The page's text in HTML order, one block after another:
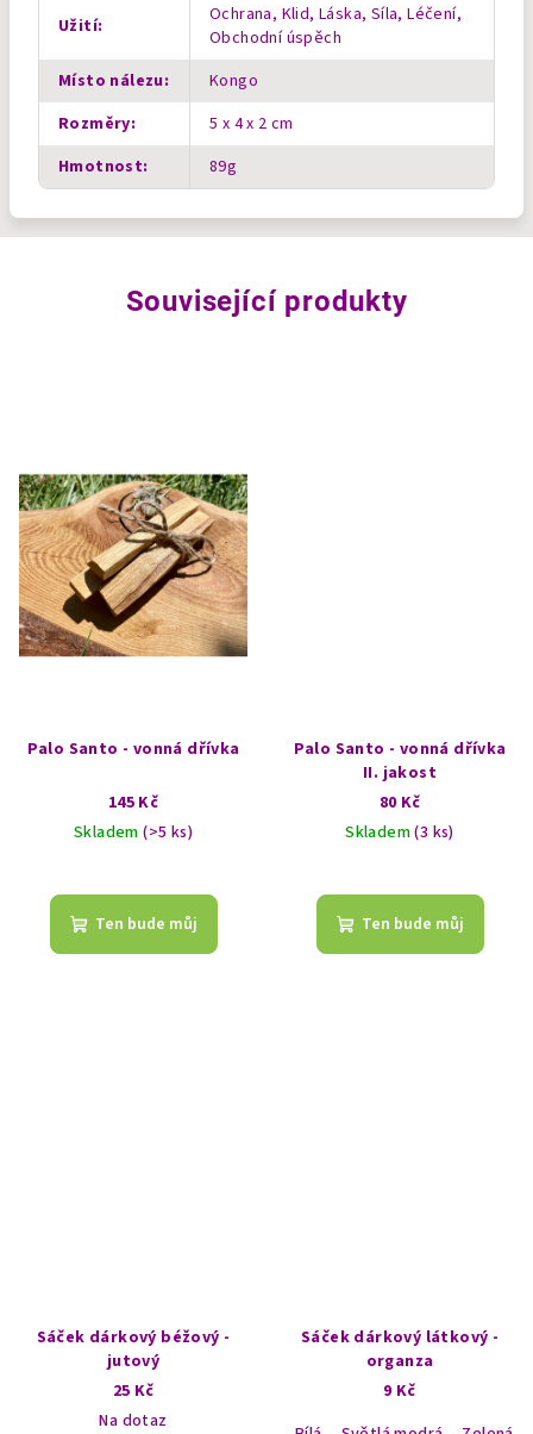
Užití:
Ochrana, Klid, Láska, Síla, Léčení,
Obchodní úspěch
Místo nálezu:
Kongo
Rozměry:
5 x 4 x 2 cm
Hmotnost: 89g
Související produkty
Palo Santo - vonná dřívka
145 Kč
Skladem(>5 ks)
hodnocení
produktu
Ten bude můj
Palo Santo - vonná dřívka
II. jakost
80 Kč
Skladem(3 ks)
Ten bude můj
Sáček dárkový béžový -
jutový
25 Kč
Na dotaz
Sáček dárkový látkový -
organza
9 Kč